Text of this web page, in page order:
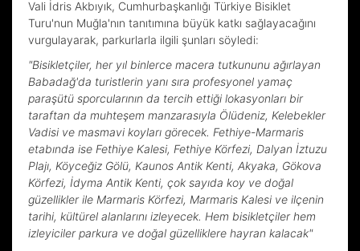
Vali İdris Akbıyık, Cumhurbaşkanlığı Türkiye Bisiklet
Turu'nun Muğla'nın tanıtımına büyük katkı sağlayacağını
vurgulayarak, parkurlarla ilgili şunları söyledi:
"Bisikletçiler, her yıl binlerce macera tutkununu ağırlayan
Babadağ'da turistlerin yanı sıra profesyonel yamaç
paraşütü sporcularının da tercih ettiği lokasyonları bir
taraftan da muhteşem manzarasıyla Ölüdeniz, Kelebekler
Vadisi ve masmavi koyları görecek. Fethiye-Marmaris
etabında ise Fethiye Kalesi, Fethiye Körfezi, Dalyan İztuzu
Plajı, Köyceğiz Gölü, Kaunos Antik Kenti, Akyaka, Gökova
Körfezi, İdyma Antik Kenti, çok sayıda koy ve doğal
güzellikler ile Marmaris Körfezi, Marmaris Kalesi ve ilçenin
tarihi, kültürel alanlarını izleyecek. Hem bisikletçiler hem
izleyiciler parkura ve doğal güzelliklere hayran kalacak"